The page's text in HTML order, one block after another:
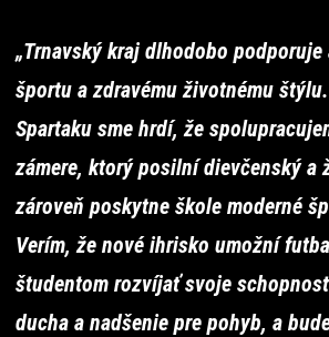
„Trnavský kraj dlhodobo
športu a zdravému životnému
Spartaku sme hrdí, že
zámere, ktorý posilní dievčenský a
zároveň poskytne škole moderné
Verím, že nové ihrisko umožní
študentom rozvíjať svoje
ducha a nadšenie pre pohyb, a